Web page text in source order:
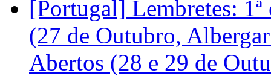
[Portugal] Lembretes:
(27 de Outubro,
Abertos (28 e 29 de